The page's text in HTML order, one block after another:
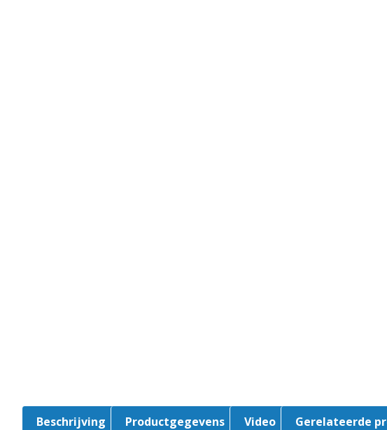
Beschrijving Productgegevens Video Gerelateerde